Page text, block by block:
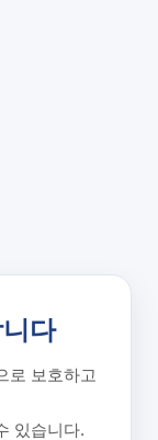
다
로 보호하고
있습니다.